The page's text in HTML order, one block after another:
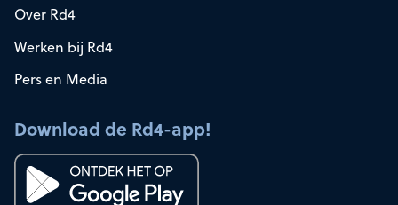
Over Rd4
Werken bij Rd4
Pers en Media
Download de Rd4-app!